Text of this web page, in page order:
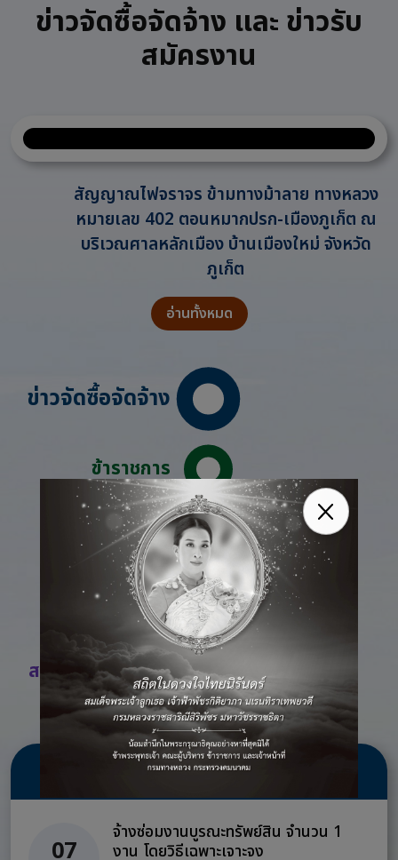
ข่าวจัดซื้อจัดจ้าง และ ข่าวรับ
สมัครงาน
สัญญาณไฟจราจร ข้ามทางม้าลาย ทางหลวง
หมายเลข 402 ตอนหมากปรก-เมืองภูเก็ต ณ
บริเวณศาลหลักเมือง บ้านเมืองใหม่ จังหวัด
ภูเก็ต
อ่านทั้งหมด
ข่าวจัดซื้อจัดจ้าง
ข้าราชการ
พนักงานราชการ
ลูกจ้างชั่วคราว
สมัครสอบออนไลน์
ข่าวจัดซื้อจัดจ้าง
07
จ้างซ่อมงานบูรณะทรัพย์สิน จำนวน 1
งาน โดยวิธีเฉพาะเจาะจง